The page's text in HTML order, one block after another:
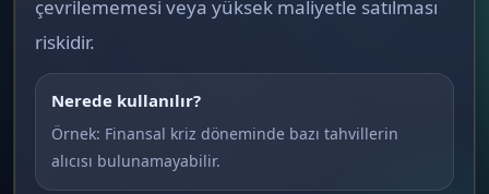
çevrilememesi veya yüksek maliyetle satılması
riskidir.
Nerede kullanılır?
Örnek: Finansal kriz döneminde bazı tahvillerin
alıcısı bulunamayabilir.